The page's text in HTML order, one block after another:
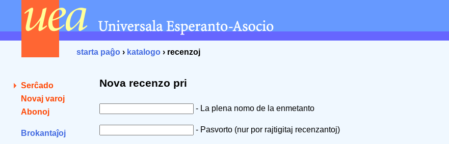
starta paĝo › katalogo › recenzoj
Serĉado
Novaj varoj
Abonoj
Brokantaĵoj
Nova recenzo pri
- La plena nomo de la enmetanto
- Pasvorto (nur por rajtigitaj recenzantoj)